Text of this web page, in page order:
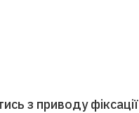
з приводу фіксації